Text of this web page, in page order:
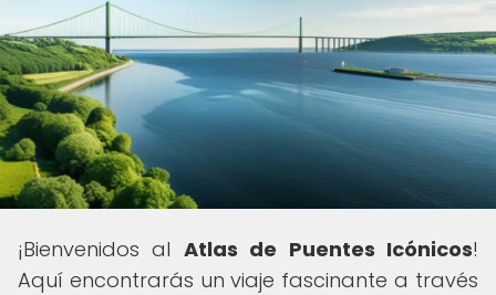
¡Bienvenidos al Atlas de Puentes Icónicos!
Aquí encontrarás un viaje fascinante a través